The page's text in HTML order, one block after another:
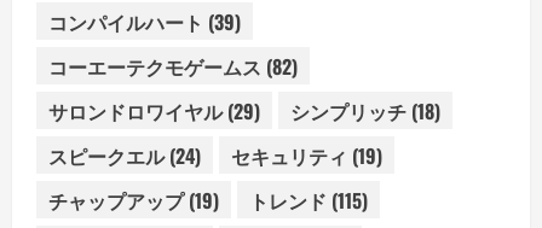
コンパイルハート (39)
コーエーテクモゲームス (82)
サロンドロワイヤル(29) シンプリッチ (18)
スピークエル(24) セキュリティ (19)
チャップアップ(19) トレンド (115)